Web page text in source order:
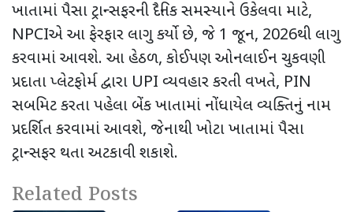
ખાતામાં પૈસા ટ્રાન્સફરની દૈનિક સમસ્યાને ઉકેલવા માટે,
NPCIએ આ ફેરફાર લાગુ કર્યો છે, જે 1 જૂન, 2026થી લાગુ
કરવામાં આવશે. આ હેઠળ, કોઈપણ ઓનલાઈન ચુકવણી
પ્રદાતા પ્લેટફોર્મ દ્વારા UPI વ્યવહાર કરતી વખતે, PIN
સબમિટ કરતા પહેલા બેંક ખાતામાં નોંધાયેલ વ્યક્તિનું નામ
પ્રદર્શિત કરવામાં આવશે, જેનાથી ખોટા ખાતામાં પૈસા
ટ્રાન્સફર થતા અટકાવી શકાશે.
Related Posts